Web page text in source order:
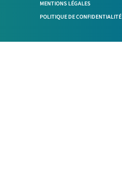
MENTIONS LÉGALES
POLITIQUE DE CONFIDENTIALITÉ